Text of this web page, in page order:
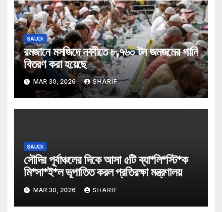
SAUDI
রমজানে মসজিদে নববীতে ৮,৭৬০ টন জমজমের পানি
বিতরণ করা হয়েছে
MAR 30, 2026 SHARIF
SAUDI
সৌদির পূর্বাঞ্চলের দিকে আসা ৫টি ব্যা*লি*স্টি*ক
মি*সা*ই*ল ভূপাতিত করল প্রতিরক্ষা মন্ত্রণালয়
MAR 30, 2026 SHARIF